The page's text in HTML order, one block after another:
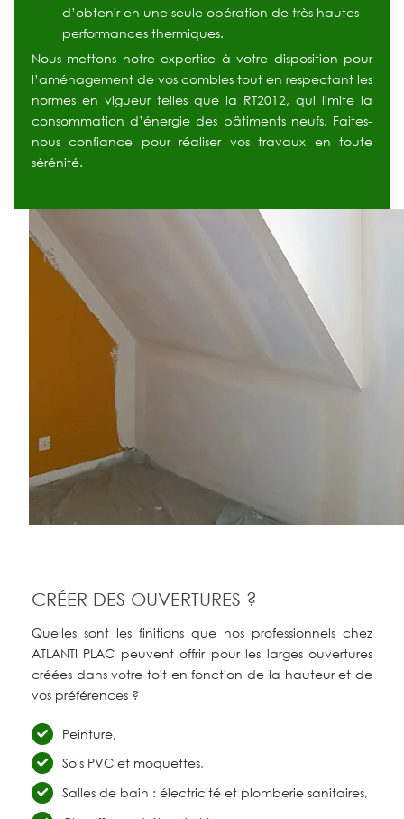
d’obtenir en une seule opération de très hautes
performances thermiques.
Nous mettons notre expertise à votre disposition pour
l’aménagement de vos combles tout en respectant les
normes en vigueur telles que la RT2012, qui limite la
consommation d’énergie des bâtiments neufs. Faites-
nous confiance pour réaliser vos travaux en toute
sérénité.
CRÉER DES OUVERTURES ?
Quelles sont les finitions que nos professionnels chez
ATLANTI PLAC peuvent offrir pour les larges ouvertures
créées dans votre toit en fonction de la hauteur et de
vos préférences ?
Peinture,
Sols PVC et moquettes,
Salles de bain : électricité et plomberie sanitaires,